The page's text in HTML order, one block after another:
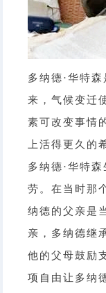
多纳德·华特
来，气候变迁
素可改变事情
上活得更久的
多纳德·华特
劳。在当时那
纳德的父亲是
亲，多纳德继
他的父母鼓励
项自由让多纳